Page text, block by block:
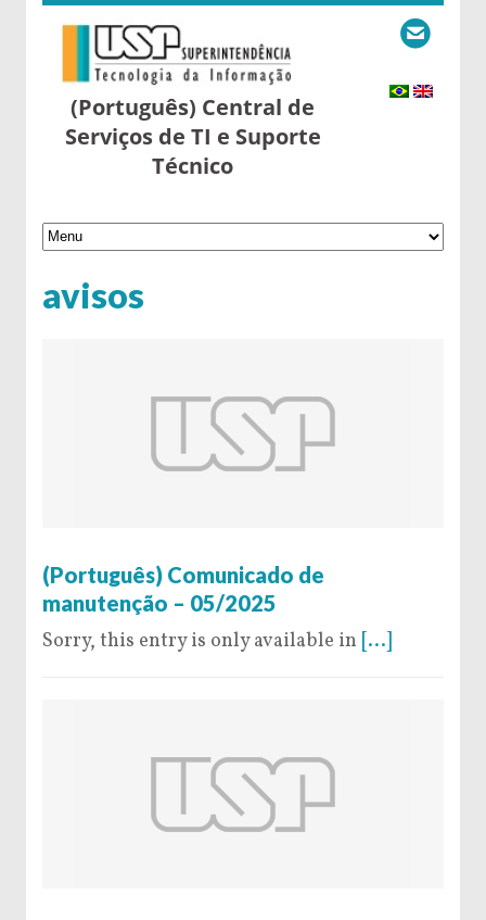
(Português) Central de
Serviços de TI e Suporte
Técnico
avisos
(Português) Comunicado de
manutenção – 05/2025
Sorry, this entry is only available in [...]